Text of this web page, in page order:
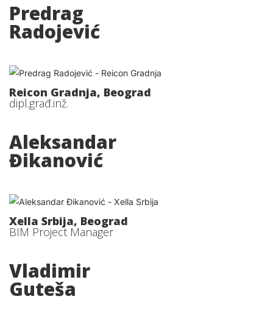
Predrag
Radojević
Reicon Gradnja, Beograd
dipl.građ.inž.
Aleksandar
Đikanović
Xella Srbija, Beograd
BIM Project Manager
Vladimir
Guteša